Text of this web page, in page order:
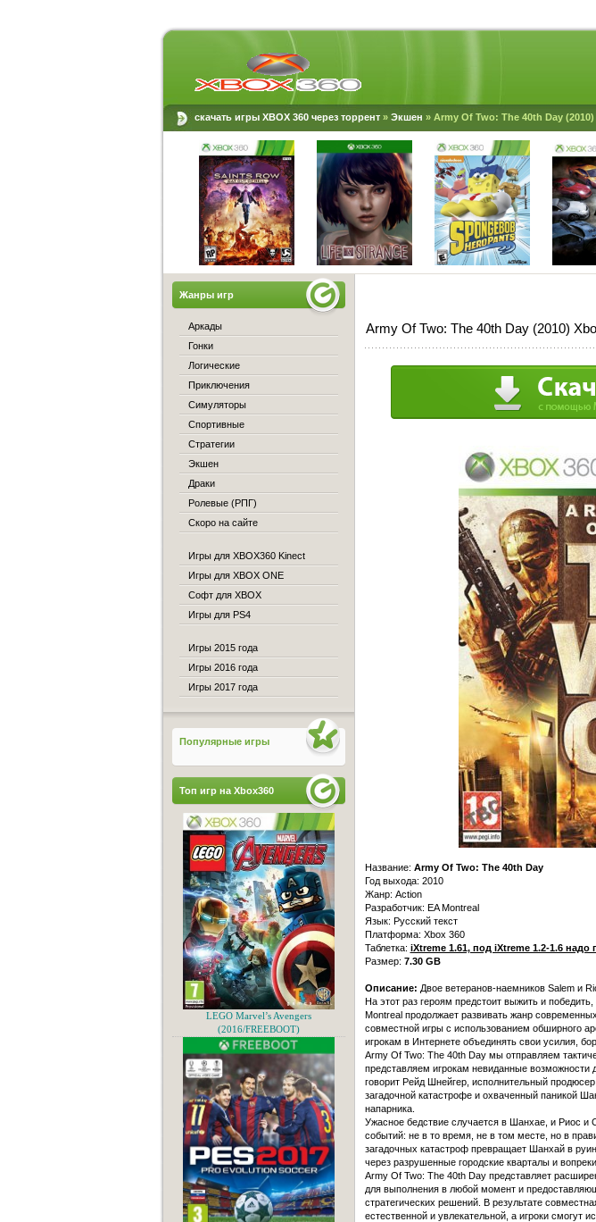
скачать игры XBOX 360 через торрент» Экшен » Army Of Two: The 40th Day (2010)
Army Of Two: The 40th Day (2010)
Название: Army Of Two: The 40th Day
Год выхода: 2010
Жанр: Action
Разработчик: EA Montreal
Язык: Русский текст
Платформа: Xbox 360
Таблетка: iXtreme 1.61, под iXtreme 1.2-1.6 надо
Размер: 7.30 GB
Описание: Двое ветеранов-наемников Salem и
На этот раз героям предстоит выжить и
Montreal продолжает развивать жанр
совместной игры с использованием обширного
игрокам в Интернете объединять свои усилия,
Army Of Two: The 40th Day мы отправляем
представляем игрокам невиданные возможности
говорит Рейд Шнейгер, исполнительный
загадочной катастрофе и охваченный паникой
напарника.
Ужасное бедствие случается в Шанхае, и Риос и
событий: не в то время, не в том месте, но в
загадочных катастроф превращает Шанхай в
через разрушенные городские кварталы и
Army Of Two: The 40th Day представляет
для выполнения в любой момент и
стратегических решений. В результате
естественной и увлекательной, а игроки
Жанры игр
Аркады
Гонки
Логические
Приключения
Симуляторы
Спортивные
Стратегии
Экшен
Драки
Ролевые (РПГ)
Скоро на сайте
Игры для XBOX360 Kinect
Игры для XBOX ONE
Софт для XBOX
Игры для PS4
Игры 2015 года
Игры 2016 года
Игры 2017 года
Популярные игры
Топ игр на Xbox360
LEGO Marvel’s Avengers
(2016/FREEBOOT)